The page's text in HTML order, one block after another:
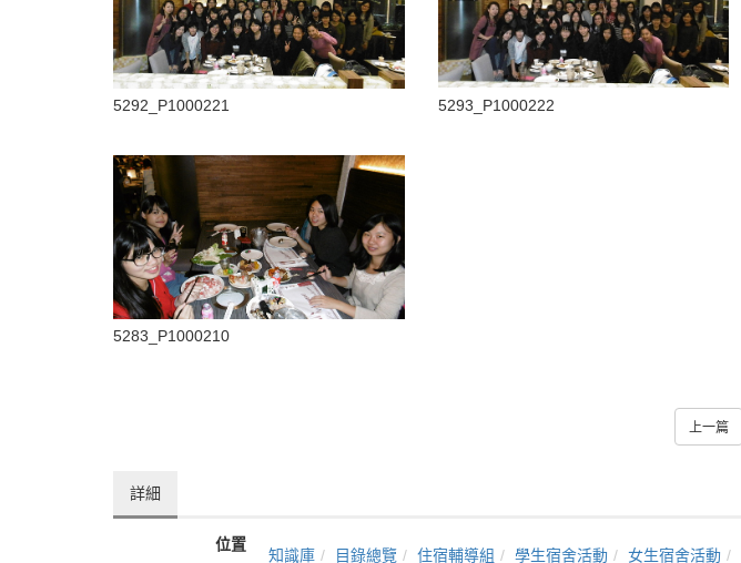
5292_P1000221 5293_P1000222
5283_P1000210
上一篇
詳細
位置
知識庫 目錄總覽 住宿輔導組 學生宿舍活動 女生宿舍活動